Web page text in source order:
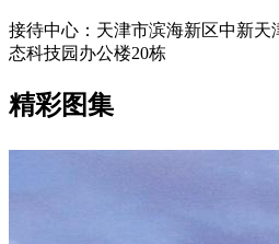
接待中心：天津市滨海新区中新天
态科技园办公楼20栋
精彩图集